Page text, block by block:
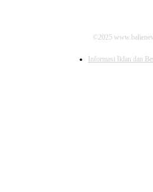
©2025
Informasi Iklan dan